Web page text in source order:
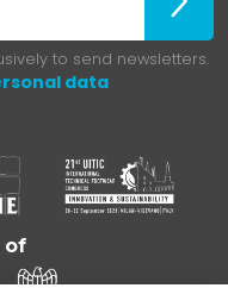
to send newsletters.
data
of